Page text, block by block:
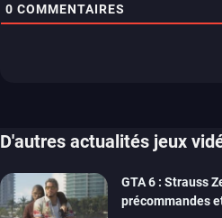
0 COMMENTAIRES
D'autres actualités jeux
GTA 6 : Strauss
précommandes